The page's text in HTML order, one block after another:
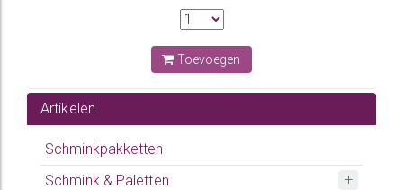
Toevoegen
Artikelen
Schminkpakketten
Schmink & Paletten